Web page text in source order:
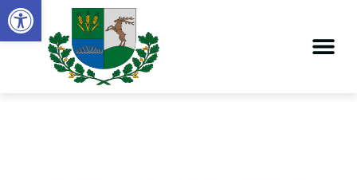
Eszköztár megnyitása